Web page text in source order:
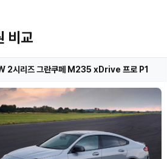
비교
2시리즈 그란쿠페 M235 xDrive 프로 P1